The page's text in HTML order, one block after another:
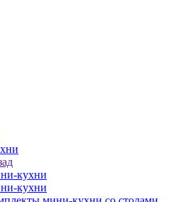
кухни
кухни